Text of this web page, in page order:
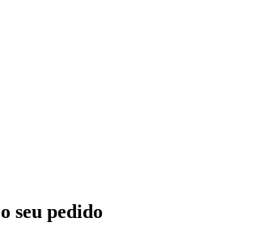
seu pedido